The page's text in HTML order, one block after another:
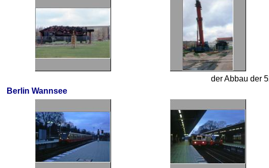
der Abbau der
Berlin Wannsee